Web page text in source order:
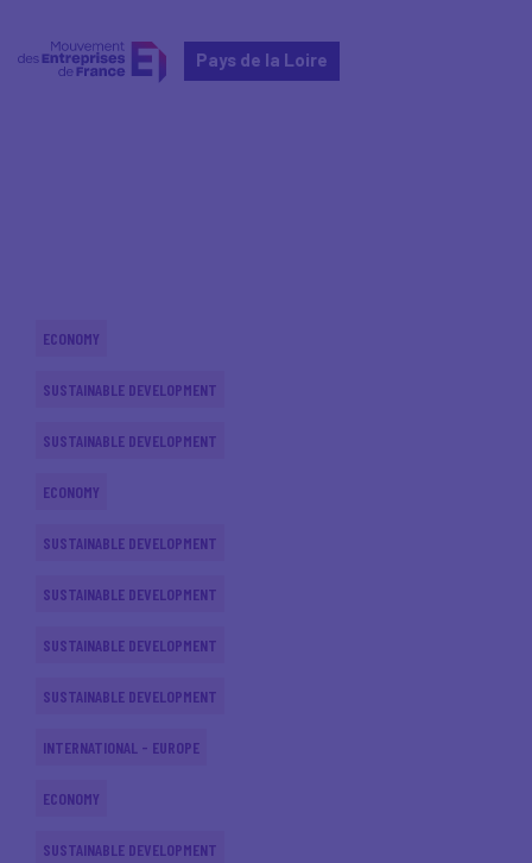
Pays de la Loire
ECONOMY
SUSTAINABLE DEVELOPMENT
SUSTAINABLE DEVELOPMENT
ECONOMY
SUSTAINABLE DEVELOPMENT
SUSTAINABLE DEVELOPMENT
SUSTAINABLE DEVELOPMENT
SUSTAINABLE DEVELOPMENT
INTERNATIONAL - EUROPE
ECONOMY
SUSTAINABLE DEVELOPMENT